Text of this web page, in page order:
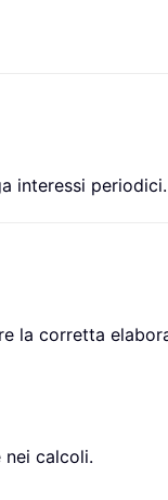
interessi periodici.
la corretta
calcoli.